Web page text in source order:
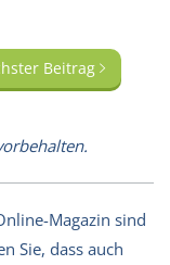
Beitrag
Magazin sind
Sie, dass auch